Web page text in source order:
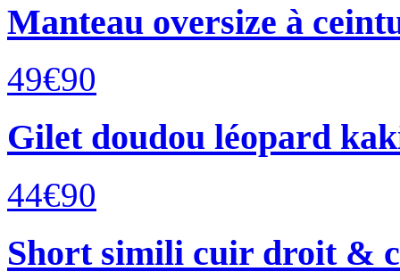
Manteau oversize à
49€90
Gilet doudou léopard
44€90
Short simili cuir droit &